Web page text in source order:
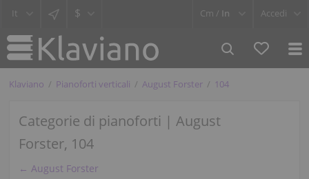
$ Cm / In Accedi
Klaviano Pianoforti verticali August Forster 104
Categorie di pianoforti | August
Forster, 104
← August Forster